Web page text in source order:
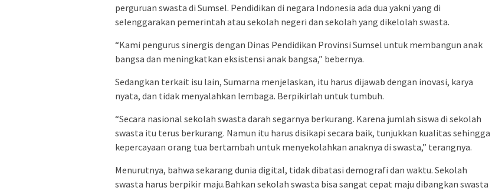
perguruan swasta di Sumsel. Pendidikan di negara Indonesia ada dua yakni yang di
selenggarakan pemerintah atau sekolah negeri dan sekolah yang dikelolah swasta.
“Kami pengurus sinergis dengan Dinas Pendidikan Provinsi Sumsel untuk membangun anak
bangsa dan meningkatkan eksistensi anak bangsa,” bebernya.
Sedangkan terkait isu lain, Sumarna menjelaskan, itu harus dijawab dengan inovasi, karya
nyata, dan tidak menyalahkan lembaga. Berpikirlah untuk tumbuh.
“Secara nasional sekolah swasta darah segarnya berkurang. Karena jumlah siswa di sekolah
swasta itu terus berkurang. Namun itu harus disikapi secara baik, tunjukkan kualitas sehingga
kepercayaan orang tua bertambah untuk menyekolahkan anaknya di swasta,” terangnya.
Menurutnya, bahwa sekarang dunia digital, tidak dibatasi demografi dan waktu. Sekolah
swasta harus berpikir maju.Bahkan sekolah swasta bisa sangat cepat maju dibangkan swasta